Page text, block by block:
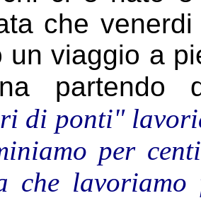
che
un viaggio a
di ponti"
per
che